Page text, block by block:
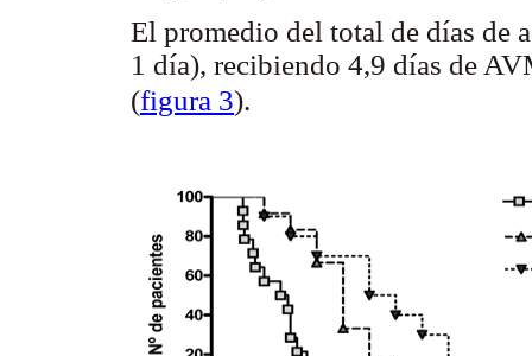
El promedio del total de días de
1 día), recibiendo 4,9 días de
(figura 3).